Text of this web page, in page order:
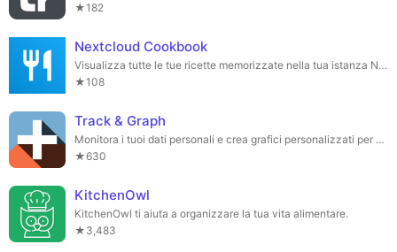
★182
Nextcloud Cookbook
Visualizza tutte le tue ricette memorizzate nella tua istanza Nextcloud.
★108
Track & Graph
Monitora i tuoi dati personali e crea grafici personalizzati per ottenere approfondimenti personali!
★630
KitchenOwl
KitchenOwl ti aiuta a organizzare la tua vita alimentare.
★3,483